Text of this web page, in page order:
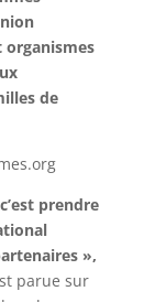
de
prendre
»,
parue sur